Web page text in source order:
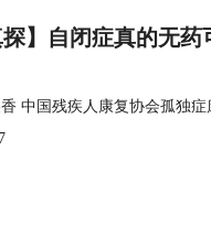
探】自闭症真的无药
中国残疾人康复协会孤独